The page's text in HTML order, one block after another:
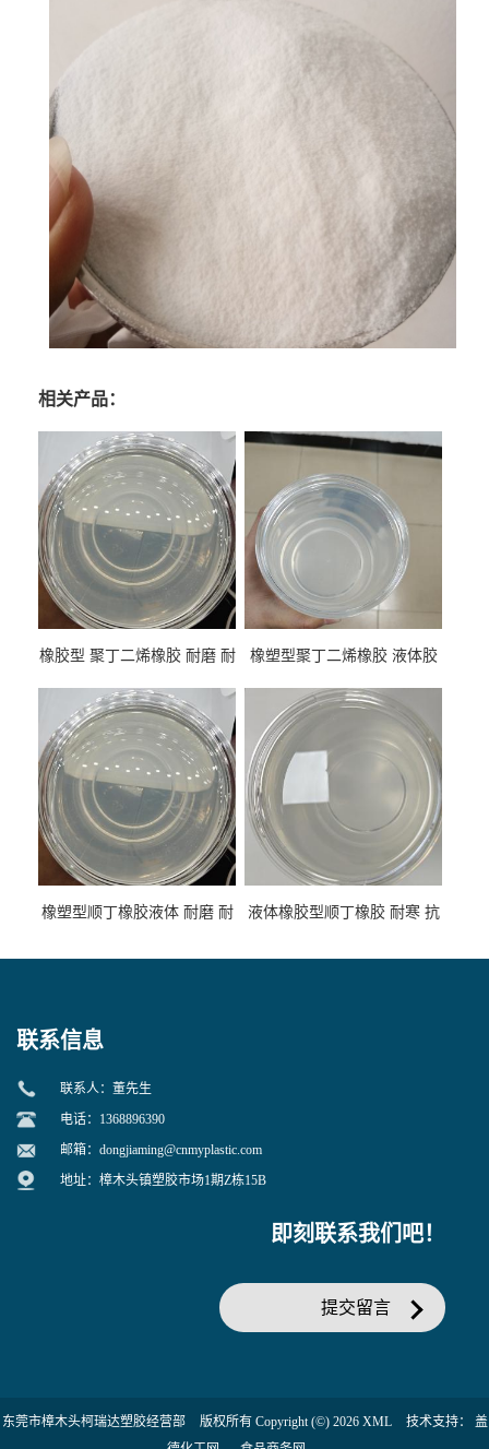
相关产品：
橡胶型 聚丁二烯橡胶 耐磨 耐
性
橡塑型聚丁二烯橡胶 液体胶
专用
橡塑型顺丁橡胶液体 耐磨 耐
液体橡胶型顺丁橡胶 耐寒 抗
联系信息
联系人：董先生
电话：1368896390
邮箱： dongjiaming@cnmyplastic.com
地址：樟木头镇塑胶市场1期Z栋15B
即刻联系我们吧！
提交留言
东莞市樟木头柯瑞达塑胶经营部 版权所有 Copyright (©) 2026 XML 技术支持： 盖